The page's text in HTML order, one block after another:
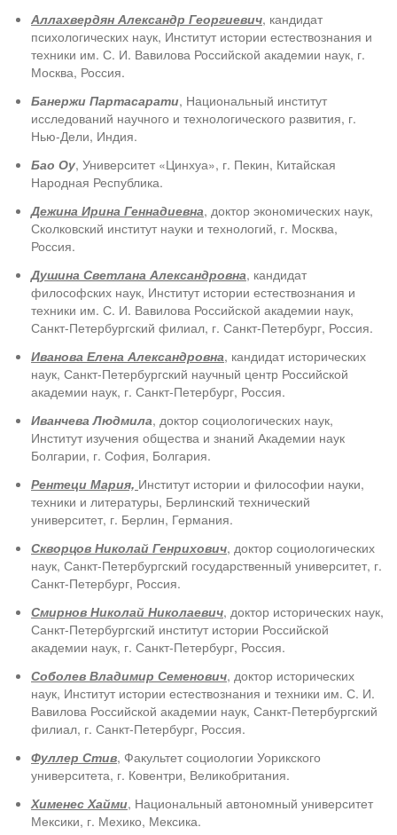
Аллахвердян Александр Георгиевич, кандидат
психологических наук, Институт истории естествознания и
техники им. С. И. Вавилова Российской академии наук, г.
Москва, Россия.
Банержи Партасарати, Национальный институт
исследований научного и технологического развития, г.
Нью-Дели, Индия.
Бао Оу, Университет «Цинхуа», г. Пекин, Китайская
Народная Республика.
Дежина Ирина Геннадиевна, доктор экономических наук,
Сколковский институт науки и технологий, г. Москва,
Россия.
Душина Светлана Александровна, кандидат
философских наук, Институт истории естествознания и
техники им. С. И. Вавилова Российской академии наук,
Санкт-Петербургский филиал, г. Санкт-Петербург, Россия.
Иванова Елена Александровна, кандидат исторических
наук, Санкт-Петербургский научный центр Российской
академии наук, г. Санкт-Петербург, Россия.
Иванчева Людмила, доктор социологических наук,
Институт изучения общества и знаний Академии наук
Болгарии, г. София, Болгария.
Рентеци Мария, Институт истории и философии науки,
техники и литературы, Берлинский технический
университет, г. Берлин, Германия.
Скворцов Николай Генрихович, доктор социологических
наук, Санкт-Петербургский государственный университет, г.
Санкт-Петербург, Россия.
Смирнов Николай Николаевич, доктор исторических наук,
Санкт-Петербургский институт истории Российской
академии наук, г. Санкт-Петербург, Россия.
Соболев Владимир Семенович, доктор исторических
наук, Институт истории естествознания и техники им. С. И.
Вавилова Российской академии наук, Санкт-Петербургский
филиал, г. Санкт-Петербург, Россия.
Фуллер Стив, Факультет социологии Уорикского
университета, г. Ковентри, Великобритания.
Хименес Хайми, Национальный автономный университет
Мексики, г. Мехико, Мексика.